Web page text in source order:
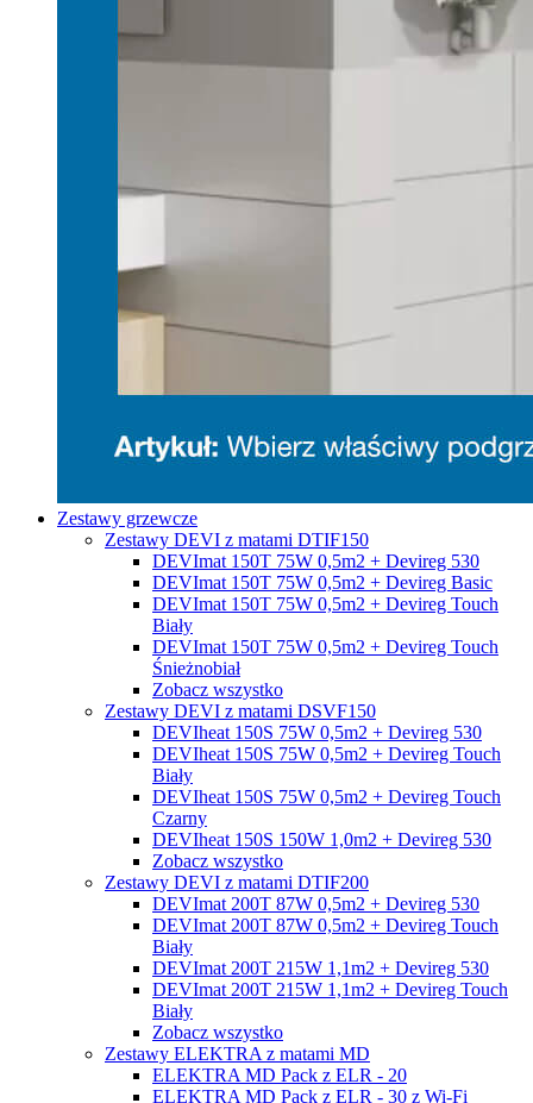
Zestawy grzewcze
Zestawy DEVI z matami DTIF150
DEVImat 150T 75W 0,5m2 + Devireg 530
DEVImat 150T 75W 0,5m2 + Devireg Basic
DEVImat 150T 75W 0,5m2 + Devireg Touch
Biały
DEVImat 150T 75W 0,5m2 + Devireg Touch
Śnieżnobiał
Zobacz wszystko
Zestawy DEVI z matami DSVF150
DEVIheat 150S 75W 0,5m2 + Devireg 530
DEVIheat 150S 75W 0,5m2 + Devireg Touch
Biały
DEVIheat 150S 75W 0,5m2 + Devireg Touch
Czarny
DEVIheat 150S 150W 1,0m2 + Devireg 530
Zobacz wszystko
Zestawy DEVI z matami DTIF200
DEVImat 200T 87W 0,5m2 + Devireg 530
DEVImat 200T 87W 0,5m2 + Devireg Touch
Biały
DEVImat 200T 215W 1,1m2 + Devireg 530
DEVImat 200T 215W 1,1m2 + Devireg Touch
Biały
Zobacz wszystko
Zestawy ELEKTRA z matami MD
ELEKTRA MD Pack z ELR - 20
ELEKTRA MD Pack z ELR - 30 z Wi-Fi